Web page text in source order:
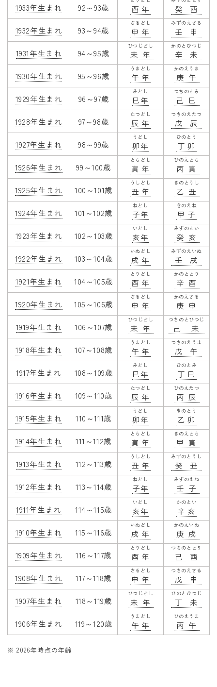
1933年生まれ 92～93歳 酉年 癸酉
1932年生まれ 93～94歳 申年
さるどし
壬申
みずのえさる
1931年生まれ 94～95歳 未年
ひつじどし
辛未
かのとひつじ
1930年生まれ 95～96歳 午年
うまどし
庚午
かのえうま
1929年生まれ 96～97歳 巳年
みどし
己巳
つちのとみ
1928年生まれ 97～98歳 辰年
たつどし
戊辰
つちのえたつ
1927年生まれ 98～99歳 卯年
うどし
丁卯
ひのとう
1926年生まれ 99～100歳 寅年
とらどし
丙寅
ひのえとら
1925年生まれ 100～101歳 丑年
うしどし
乙丑
きのとうし
1924年生まれ 101～102歳 子年
ねどし
甲子
きのえね
1923年生まれ 102～103歳 亥年
いどし
癸亥
みずのとい
1922年生まれ 103～104歳 戌年
いぬどし
壬戌
みずのえいぬ
1921年生まれ 104～105歳 酉年
とりどし
辛酉
かのととり
1920年生まれ 105～106歳 申年
さるどし
庚申
かのえさる
1919年生まれ 106～107歳 未年
ひつじどし
己未
つちのとひつじ
1918年生まれ 107～108歳 午年
うまどし
戊午
つちのえうま
1917年生まれ 108～109歳 巳年
みどし
丁巳
ひのとみ
1916年生まれ 109～110歳 辰年
たつどし
丙辰
ひのえたつ
1915年生まれ 110～111歳 卯年
うどし
乙卯
きのとう
1914年生まれ 111～112歳 寅年
とらどし
甲寅
きのえとら
1913年生まれ 112～113歳 丑年
うしどし
癸丑
みずのとうし
1912年生まれ 113～114歳 子年
ねどし
壬子
みずのえね
1911年生まれ 114～115歳 亥年
いどし
辛亥
かのとい
1910年生まれ 115～116歳 戌年
いぬどし
庚戌
かのえいぬ
1909年生まれ 116～117歳 酉年
とりどし
己酉
つちのととり
1908年生まれ 117～118歳 申年
さるどし
戊申
つちのえさる
1907年生まれ 118～119歳 未年
ひつじどし
丁未
ひのとひつじ
1906年生まれ 119～120歳 午年
うまどし
丙午
ひのえうま
※ 2026年時点の年齢